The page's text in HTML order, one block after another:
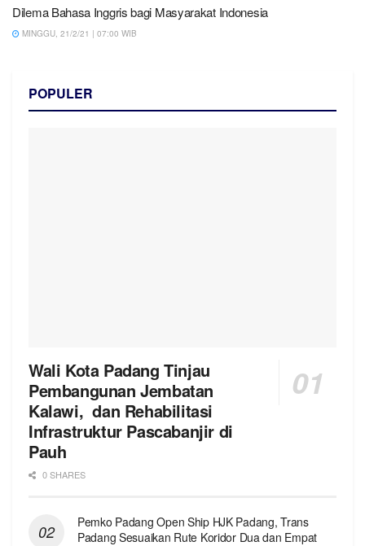
Dilema Bahasa Inggris bagi Masyarakat Indonesia
MINGGU, 21/2/21 | 07:00 WIB
POPULER
Wali Kota Padang Tinjau
Pembangunan Jembatan
Kalawi, dan Rehabilitasi
Infrastruktur Pascabanjir di
Pauh
0 SHARES
Pemko Padang Open Ship HJK Padang, Trans
Padang Sesuaikan Rute Koridor Dua dan Empat